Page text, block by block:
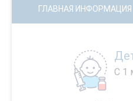
ГЛАВНАЯ ИНФОРМАЦИЯ
С 1